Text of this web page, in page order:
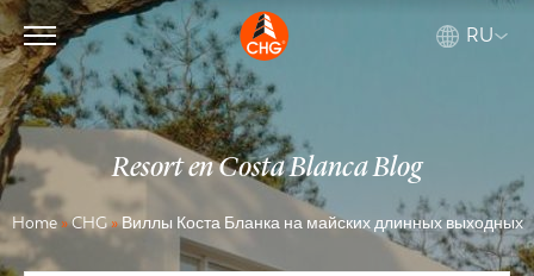
RU
Resort en Costa Blanca Blog
Home»CHG»Виллы Коста Бланка на майских длинных выходных